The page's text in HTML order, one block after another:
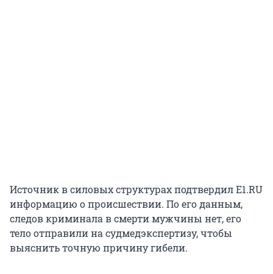
Источник в силовых структурах подтвердил E1.RU
информацию о происшествии. По его данным,
следов криминала в смерти мужчины нет, его
тело отправили на судмедэкспертизу, чтобы
выяснить точную причину гибели.